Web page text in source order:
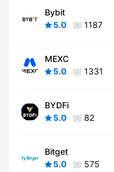
Bybit
5.0
1187
MEXC
5.0
1331
BYDFi
5.0
82
Bitget
5.0
575